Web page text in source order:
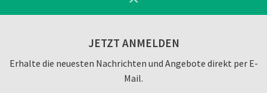
JETZT ANMELDEN
Erhalte die neuesten Nachrichten und Angebote direkt per E-
Mail.